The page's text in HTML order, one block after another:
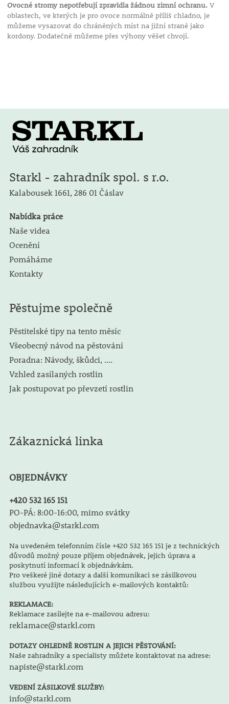
Ovocné stromy nepotřebují zpravidla žádnou zimní ochranu.V
oblastech, ve kterých je pro ovoce normálně příliš chladno, je
můžeme vysazovat do chráněných míst na jižní straně jako
kordony. Dodatečně můžeme přes výhony věšet chvojí.
Starkl - zahradník spol. s r.o.
Kalabousek 1661, 286 01 Čáslav
Nabídka práce
Naše videa
Ocenění
Pomáháme
Kontakty
Pěstujme společně
Pěstitelské tipy na tento měsíc
Všeobecný návod na pěstování
Poradna: Návody, škůdci, ....
Vzhled zasílaných rostlin
Jak postupovat po převzetí rostlin
Zákaznická linka
OBJEDNÁVKY
+420 532 165 151
PO-PÁ: 8:00-16:00, mimo svátky
objednavka@starkl.com
Na uvedeném telefonním čísle +420 532 165 151 je z technických
důvodů možný pouze příjem objednávek, jejich úprava a
poskytnutí informací k objednávkám.
Pro veškeré jiné dotazy a další komunikaci se zásilkovou
službou využijte následujících e-mailových kontaktů:
REKLAMACE:
Reklamace zasílejte na e-mailovou adresu:
reklamace@starkl.com
DOTAZY OHLEDNĚ ROSTLIN A JEJICH PĚSTOVÁNÍ:
Naše zahradníky a specialisty můžete kontaktovat na adrese:
napiste@starkl.com
VEDENÍ ZÁSILKOVÉ SLUŽBY:
info@starkl.com